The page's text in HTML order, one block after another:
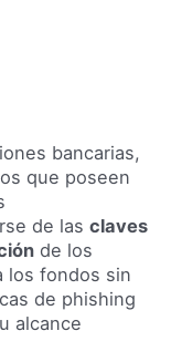
bancarias,
que poseen
de las claves
de los
los fondos sin
de phishing
alcance